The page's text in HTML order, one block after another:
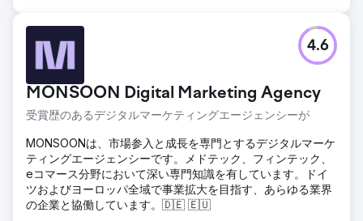
MONSOON Digital Marketing Agency
受賞歴のあるデジタルマーケティングエージェンシーが
4.6
MONSOONは、市場参入と成長を専門とするデジタルマーケ
ティングエージェンシーです。メドテック、フィンテック、
eコマース分野において深い専門知識を有しています。ドイ
ツおよびヨーロッパ全域で事業拡大を目指す、あらゆる業界
の企業と協働しています。🇩🇪 🇪🇺